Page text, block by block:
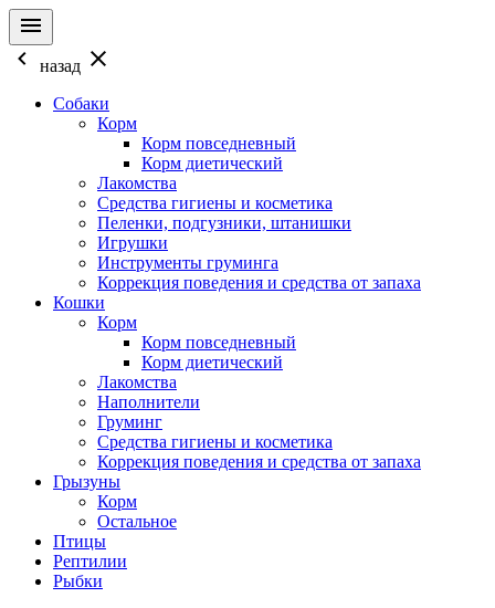
назад
Собаки
Корм
Корм повседневный
Корм диетический
Лакомства
Средства гигиены и косметика
Пеленки, подгузники, штанишки
Игрушки
Инструменты груминга
Коррекция поведения и средства от запаха
Кошки
Корм
Корм повседневный
Корм диетический
Лакомства
Наполнители
Груминг
Средства гигиены и косметика
Коррекция поведения и средства от запаха
Грызуны
Корм
Остальное
Птицы
Рептилии
Рыбки